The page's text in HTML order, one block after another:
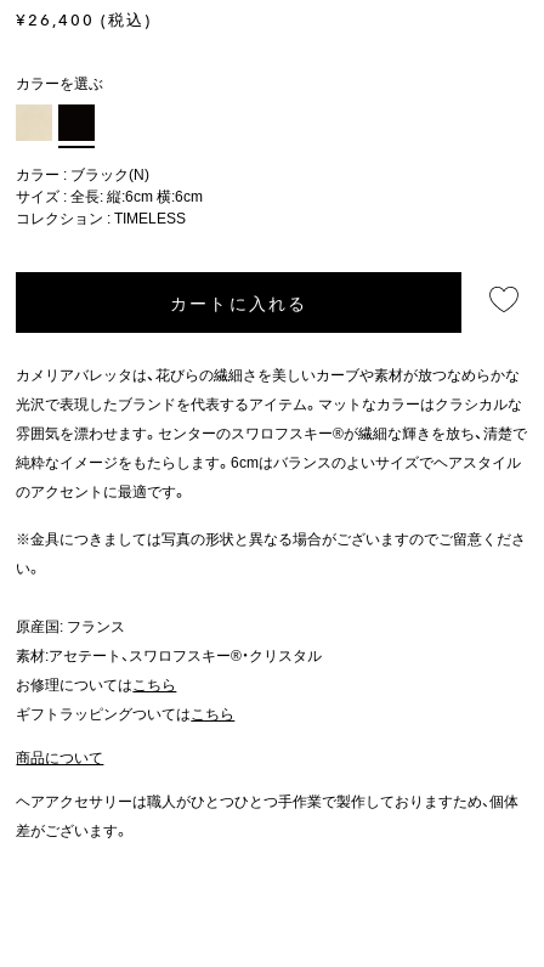
¥26,400 (税込)
カラーを選ぶ
カラー : ブラック(N)
サイズ : 全長: 縦:6cm 横:6cm
コレクション :TIMELESS
カートに入れる
カメリアバレッタは、花びらの繊細さを美しいカーブや素材が放つなめらかな
光沢で表現したブランドを代表するアイテム。マットなカラーはクラシカルな
雰囲気を漂わせます。センターのスワロフスキー®が繊細な輝きを放ち、清楚で
純粋なイメージをもたらします。6cmはバランスのよいサイズでヘアスタイル
のアクセントに最適です。
※金具につきましては写真の形状と異なる場合がございますのでご留意くださ
い。
原産国: フランス
素材:アセテート、スワロフスキー®・クリスタル
お修理についてはこちら
ギフトラッピングついてはこちら
商品について
ヘアアクセサリーは職人がひとつひとつ手作業で製作しておりますため、個体
差がございます。